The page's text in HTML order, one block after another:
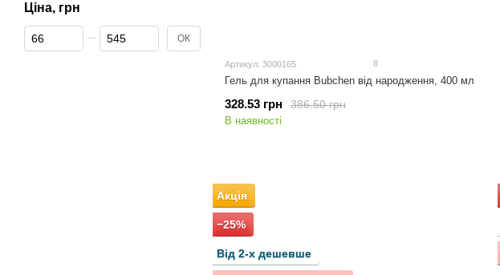
Артикул: 3000165 8
Гель для купання Bubchen від народження, 400 мл
386.50 грн
328.53 грн
В наявності
Акція
−25%
Від 2-х дешевше
Ціна, грн
Від Ціна, грн
До Ціна, грн ОК